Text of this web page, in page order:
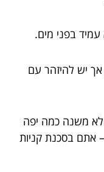
בפני מים.
אך יש להיזהר עם
משנה כמה יפה
אתם בסכנת קניות